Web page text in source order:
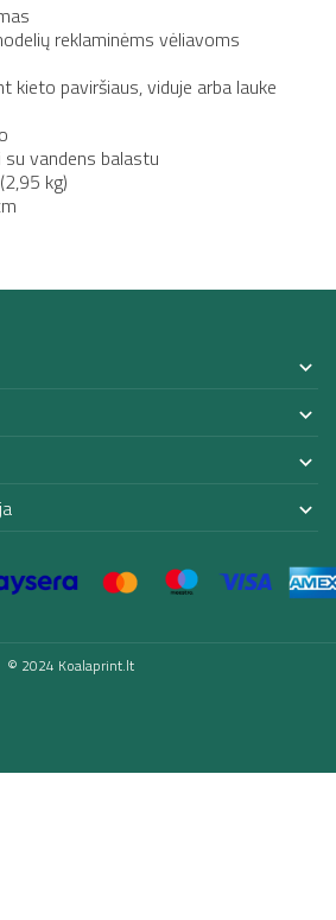
reklaminėms vėliavoms
kieto paviršiaus, viduje arba lauke
vandens balastu
kg)




© 2024 Koalaprint.lt